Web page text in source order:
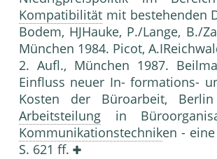
Kompatibilität mit bestehenden
Bodem, HJHauke, P./Lange, B./
München 1984. Picot,
2. Aufl., München 1987.
Einfluss neuer In- formations-
Kosten der Büroarbeit,
Arbeitsteilung in
Kommunikationstechniken -
S. 621 ff.